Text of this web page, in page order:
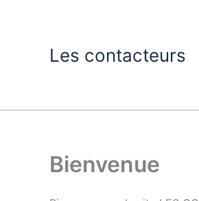
Les contacteurs
Bienvenue